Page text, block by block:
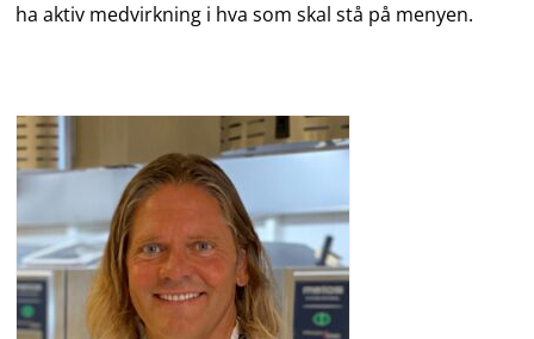
ha aktiv medvirkning i hva som skal stå på menyen.